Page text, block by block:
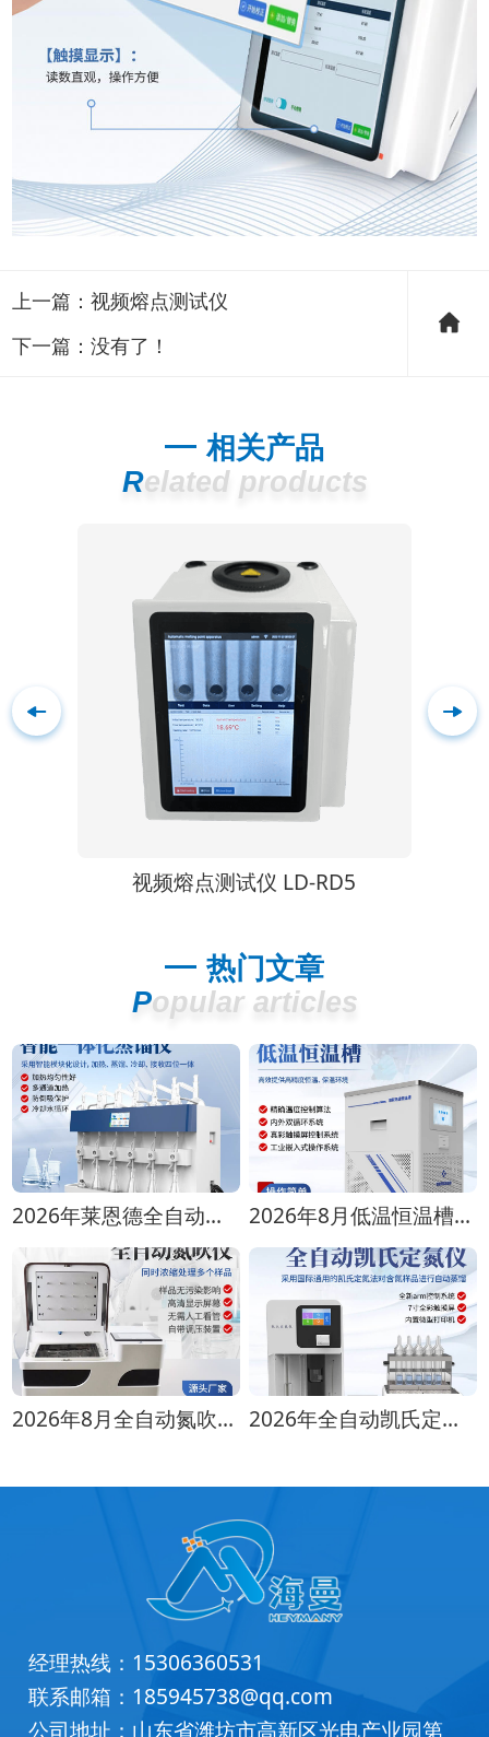
上一篇：视频熔点测试仪
下一篇：没有了！
相关产品
Related products
视频熔点测试仪 LD-RD5
热门文章
Popular articles
2026年莱恩德全自动蒸馏仪全型号对比选购指南 2026年8月低温恒温槽选购攻略 全生命周期成本对比
2026年8月全自动氮吹仪选购指南：各行业适配方案推荐 2026年全自动凯氏定氮仪选购指南 实验室选型全攻略
经理热线： 15306360531
联系邮箱： 185945738@qq.com
公司地址：山东省潍坊市高新区光电产业园第